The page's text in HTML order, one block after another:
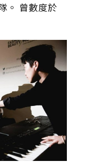
。 曾數度於